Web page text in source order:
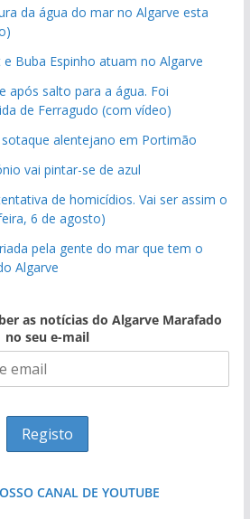
da água do mar no Algarve esta
Buba Espinho atuam no Algarve
após salto para a água. Foi
de Ferragudo (com vídeo)
alentejano em Portimão
vai pintar-se de azul
de homicídios. Vai ser assim o
6 de agosto)
pela gente do mar que tem o
Algarve
as notícias do Algarve Marafado
no seu e-mail
CANAL DE YOUTUBE